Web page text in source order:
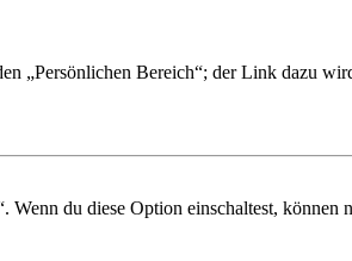
„Persönlichen Bereich“; der Link dazu
du diese Option einschaltest, können